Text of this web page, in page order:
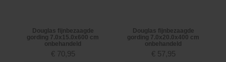
Douglas fijnbezaagde
gording 7.0x15.0x600 cm
onbehandeld
€ 70,95
Douglas fijnbezaagde
gording 7.0x20.0x400 cm
onbehandeld
€ 57,95